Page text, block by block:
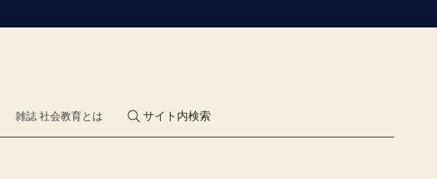
雑誌 社会教育とは サイト内検索